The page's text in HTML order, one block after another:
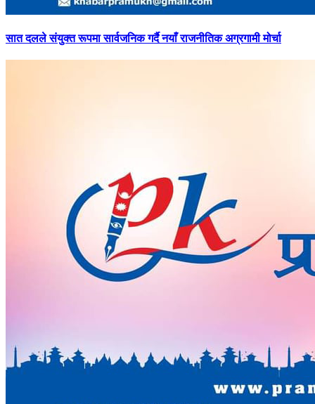
सातदलले संयुक्त रूपमा सार्वजनिक गर्दै नयाँ राजनीतिक अग्रगामी मोर्चा